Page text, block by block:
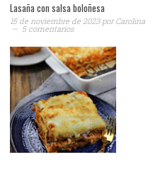
Lasaña con salsa boloñesa
15 de noviembre de 2023porCarolina
5 comentarios